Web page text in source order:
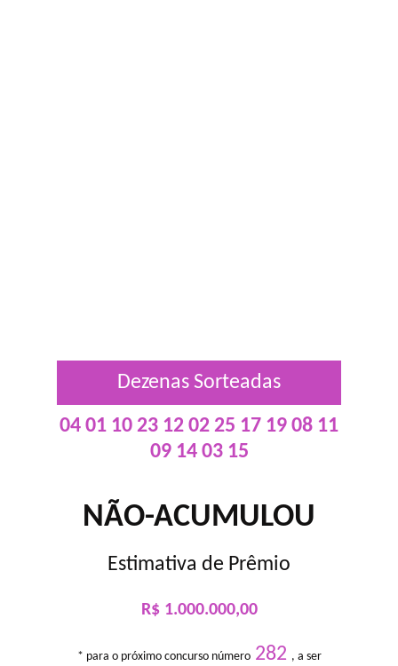
Dezenas Sorteadas
04 01 10 23 12 02 25 17 19 08 11
09 14 03 15
NÃO-ACUMULOU
Estimativa de Prêmio
R$ 1.000.000,00
* para o próximo concurso número282 , a ser